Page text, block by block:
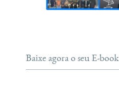
Baixe agora o seu E-book